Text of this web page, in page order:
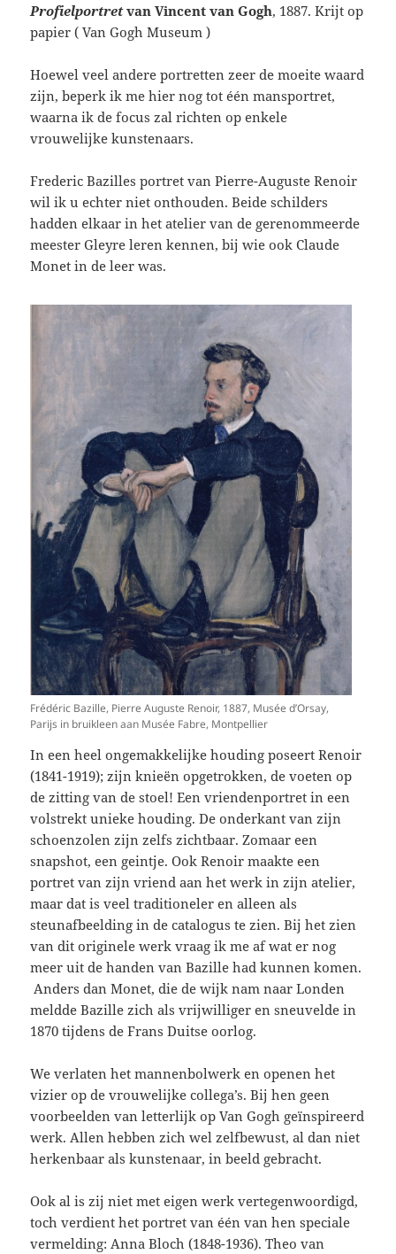
Profielportretvan Vincent van Gogh, 1887. Krijt op
papier ( Van Gogh Museum )
Hoewel veel andere portretten zeer de moeite waard
zijn, beperk ik me hier nog tot één mansportret,
waarna ik de focus zal richten op enkele
vrouwelijke kunstenaars.
Frederic Bazilles portret van Pierre-Auguste Renoir
wil ik u echter niet onthouden. Beide schilders
hadden elkaar in het atelier van de gerenommeerde
meester Gleyre leren kennen, bij wie ook Claude
Monet in de leer was.
Frédéric Bazille, Pierre Auguste Renoir, 1887, Musée d’Orsay,
Parijs in bruikleen aan Musée Fabre, Montpellier
In een heel ongemakkelijke houding poseert Renoir
(1841-1919); zijn knieën opgetrokken, de voeten op
de zitting van de stoel! Een vriendenportret in een
volstrekt unieke houding. De onderkant van zijn
schoenzolen zijn zelfs zichtbaar. Zomaar een
snapshot, een geintje. Ook Renoir maakte een
portret van zijn vriend aan het werk in zijn atelier,
maar dat is veel traditioneler en alleen als
steunafbeelding in de catalogus te zien. Bij het zien
van dit originele werk vraag ik me af wat er nog
meer uit de handen van Bazille had kunnen komen.
Anders dan Monet, die de wijk nam naar Londen
meldde Bazille zich als vrijwilliger en sneuvelde in
1870 tijdens de Frans Duitse oorlog.
We verlaten het mannenbolwerk en openen het
vizier op de vrouwelijke collega’s. Bij hen geen
voorbeelden van letterlijk op Van Gogh geïnspireerd
werk. Allen hebben zich wel zelfbewust, al dan niet
herkenbaar als kunstenaar, in beeld gebracht.
Ook al is zij niet met eigen werk vertegenwoordigd,
toch verdient het portret van één van hen speciale
vermelding: Anna Bloch (1848-1936). Theo van